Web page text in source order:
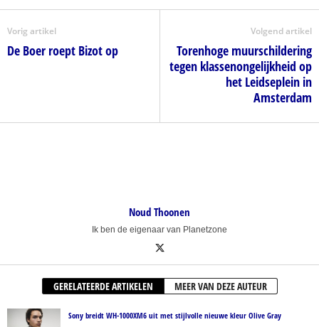
Vorig artikel
De Boer roept Bizot op
Volgend artikel
Torenhoge muurschildering
tegen klassenongelijkheid op
het Leidseplein in
Amsterdam
Noud Thoonen
Ik ben de eigenaar van Planetzone
GERELATEERDE ARTIKELEN MEER VAN DEZE AUTEUR
Sony breidt WH-1000XM6 uit met stijlvolle nieuwe kleur Olive Gray